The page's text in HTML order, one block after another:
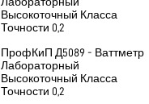
Высокоточный Класса
Точности 0,2
ПрофКиП Д5089 - Ваттметр
Лабораторный
Высокоточный Класса
Точности 0,2